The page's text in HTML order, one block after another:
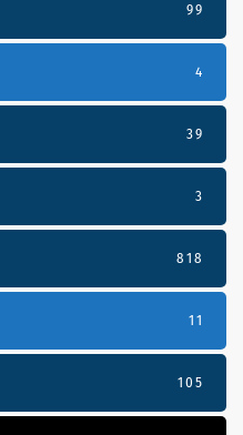
99
4
39
3
818
11
105